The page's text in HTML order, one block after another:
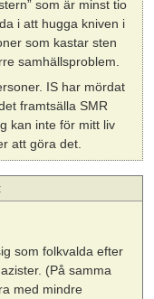
som är minst tio
i att hugga kniven i
som kastar sten
samhällsproblem.
IS har mördat
framtsälla SMR
kan inte för mitt liv
att göra det.
som folkvalda efter
(På samma
med mindre